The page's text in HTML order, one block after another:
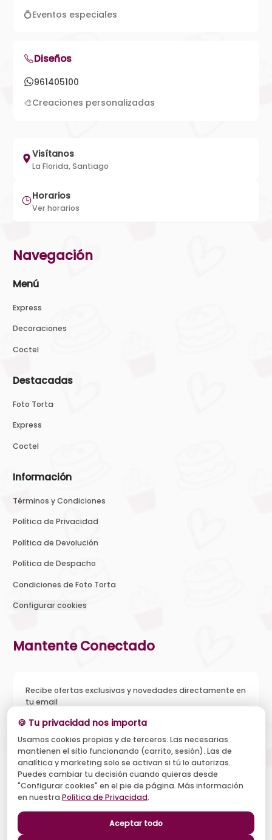
💍Eventos especiales
Diseños
961405100
🎨Creaciones personalizadas
Visítanos
La Florida, Santiago
Horarios
Ver horarios
Navegación
Menú
Express
Decoraciones
Coctel
Destacadas
Foto Torta
Express
Coctel
Información
Términos y Condiciones
Política de Privacidad
Política de Devolución
Política de Despacho
Condiciones de Foto Torta
Configurar cookies
Mantente Conectado
Recibe ofertas exclusivas y novedades directamente en
tu email
Acepto recibir novedades y ofertas, y el tratamiento de mi
email según la Política de Privacidad . Puedo darme de baja
cuando quiera.
Suscribirse
🍪 Tu privacidad nos importa
Usamos cookies propias y de terceros. Las necesarias
mantienen el sitio funcionando (carrito, sesión). Las de
analítica y marketing solo se activan si tú lo autorizas.
Puedes cambiar tu decisión cuando quieras desde
"Configurar cookies" en el pie de página. Más información
en nuestra Política de Privacidad.
Aceptar todo